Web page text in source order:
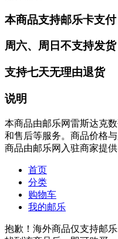
本商品支持邮乐卡支付
周六、周日不支持发货
支持七天无理由退货
说明
本商品由邮乐网雷斯达克
和售后等服务。商品价格
商品由邮乐网入驻商家提供
首页
分类
购物车
我的邮乐
抱歉！海外商品仅支持邮